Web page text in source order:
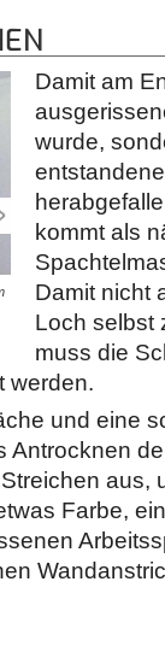
© diybook | Mit ein
wieder aus wie neu. Zu
Vorhanghalterung mit
Damit am
wurde,
kommt als
Damit nicht
Loch selbst
muss die
werden.
und eine
Antrocknen
aus,
Farbe,